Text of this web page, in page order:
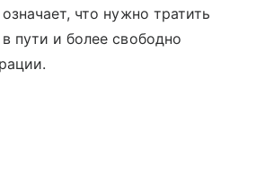
что нужно тратить
пути и более свободно